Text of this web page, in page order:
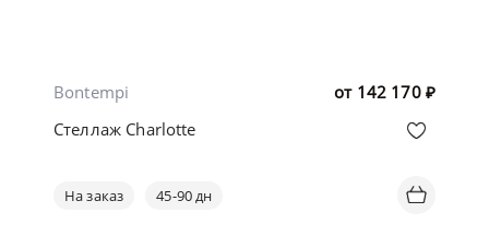
от 142 170 ₽
Bontempi
Стеллаж Charlotte
На заказ 45-90 дн